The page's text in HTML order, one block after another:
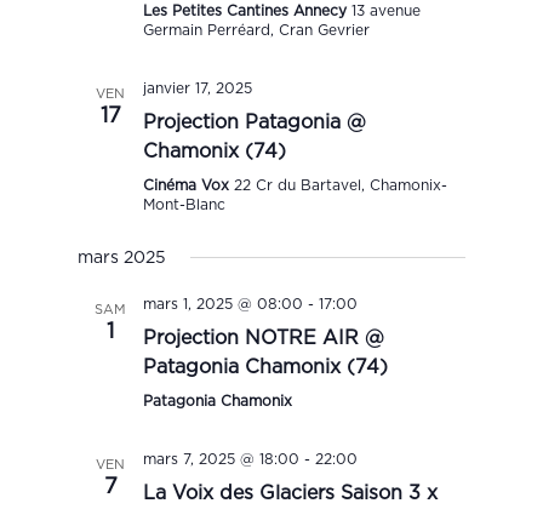
Les Petites Cantines Annecy13 avenue
Germain Perréard, Cran Gevrier
VEN
17
janvier 17, 2025
Projection Patagonia @
Chamonix (74)
Cinéma Vox22 Cr du Bartavel, Chamonix-
Mont-Blanc
mars 2025
SAM
1
mars 1, 2025 @ 08:00 -17:00
Projection NOTRE AIR @
Patagonia Chamonix (74)
Patagonia Chamonix
VEN
7
mars 7, 2025 @ 18:00 -22:00
La Voix des Glaciers Saison 3 x